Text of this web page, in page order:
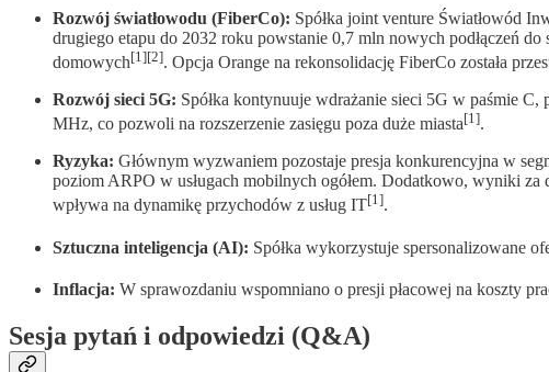
Rozwój światłowodu (FiberCo): Spółka joint venture Światłowód
drugiego etapu do 2032 roku powstanie 0,7 mln nowych podłączeń
domowych[1][2]. Opcja Orange na rekonsolidację FiberCo została
Rozwój sieci 5G: Spółka kontynuuje wdrażanie sieci 5G w paśmie
MHz, co pozwoli na rozszerzenie zasięgu poza duże miasta[1].
Ryzyka: Głównym wyzwaniem pozostaje presja konkurencyjna w
poziom ARPO w usługach mobilnych ogółem. Dodatkowo, wyniki
wpływa na dynamikę przychodów z usług IT[1].
Sztuczna inteligencja (AI): Spółka wykorzystuje spersonalizowane
Inflacja: W sprawozdaniu wspomniano o presji płacowej na koszty
Sesja pytań i odpowiedzi (Q&A)